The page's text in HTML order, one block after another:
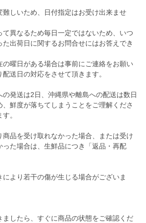
しいため、日付指定はお受け出来ませ
て異なるため毎日一定ではないため、いつ
出荷日に関するお問合せにはお答えでき
の曜日がある場合は事前にご連絡をお願い
送日の対応をさせて頂きます。
発送は2日、沖縄県や離島への配送は数日
鮮度が落ちてしまうことをご理解くださ
。
品を受け取れなかった場合、または受け
った場合は、生鮮品につき「返品・再配
より若干の傷が生じる場合がございま
ましたら、すぐに商品の状態をご確認くだ